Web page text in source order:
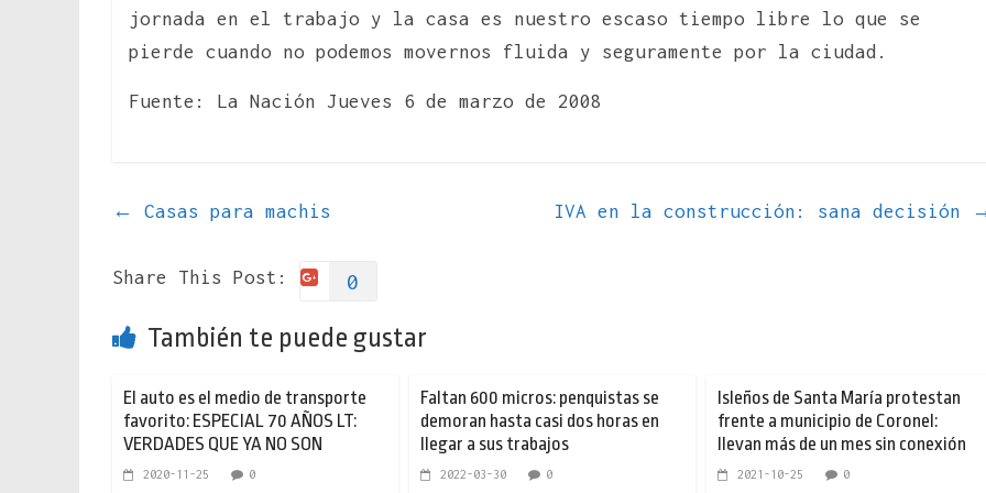
jornada en el trabajo y la casa es nuestro escaso tiempo libre lo que se
pierde cuando no podemos movernos fluida y seguramente por la ciudad.
Fuente: La Nación Jueves 6 de marzo de 2008
← Casas para machis IVA en la construcción: sana decisión
Share This Post: 0
También te puede gustar
El auto es el medio de transporte
favorito: ESPECIAL 70 AÑOS LT:
VERDADES QUE YA NO SON
2020-11-25 0
Faltan 600 micros: penquistas se
demoran hasta casi dos horas en
llegar a sus trabajos
2022-03-30 0
Isleños de Santa María protestan
frente a municipio de Coronel:
llevan más de un mes sin conexión
2021-10-25 0